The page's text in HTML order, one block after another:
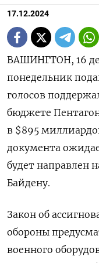
17.12.2024
ВАШИНГТОН, 16
понедельник
голосов
бюджете
в $895
документа
будет направлен
Байдену.
Закон об
обороны
военного